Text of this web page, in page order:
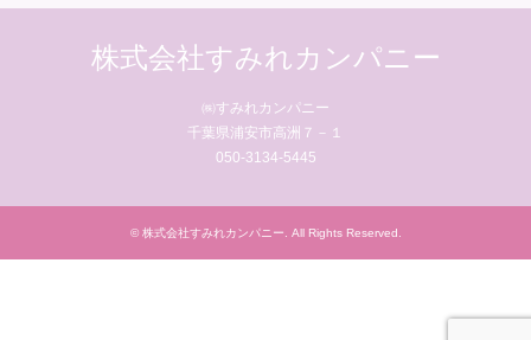
株式会社すみれカンパニー
㈱すみれカンパニー
千葉県浦安市高洲７－１
050-3134-5445
©株式会社すみれカンパニー . All Rights Reserved.